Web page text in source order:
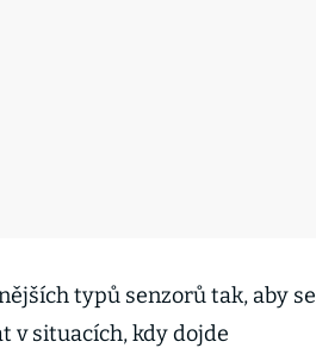
typů senzorů tak, aby se
v situacích, kdy dojde